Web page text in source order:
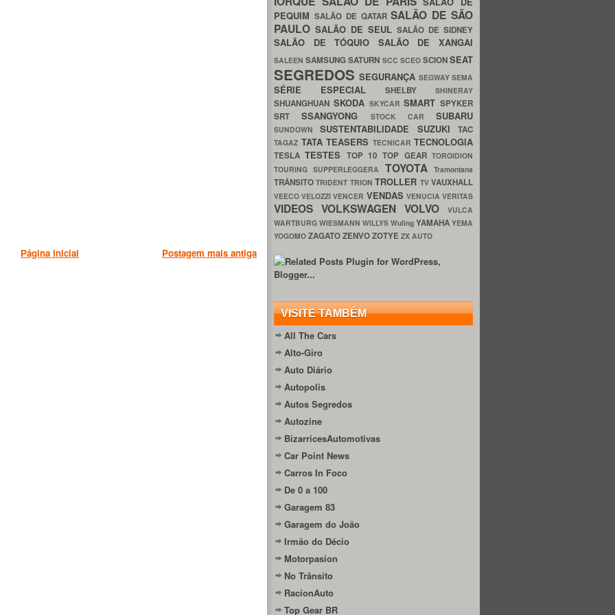
Postagem mais antiga
Página inicial
PEQUIM SALÃO DE QATARSALÃO DE SÃO
PAULO SALÃO DE SEUL SALÃO DE SIDNEY
SALÃO DE TÓQUIO SALÃO DE XANGAI
SALEENSAMSUNGSATURN SCC SCEO SCIONSEAT
SEGREDOSSEGURANÇA SEGWAYSEMA
SÉRIE ESPECIAL SHELBY SHINERAY
SHUANGHUAN SKODA SKYCARSMART SPYKER
SRTSSANGYONG STOCK CAR SUBARU
SUNDOWNSUSTENTABILIDADE SUZUKITAC
TAGAZ TATA TEASERS TECNICAR TECNOLOGIA
TESLATESTES TOP 10TOP GEARTOROIDION
TOURING SUPPERLEGGERA TOYOTATramontana
TRÂNSITOTRIDENT TRIONTROLLER TVVAUXHALL
VEECOVELOZZIVENCER VENDAS VENUCIAVERITAS
VIDEOS VOLKSWAGEN VOLVO
VULCA
WARTBURG WIESMANN WILLYS Wuling YAMAHA YEMA
YOGOMO ZAGATOZENVOZOTYE ZX AUTO
VISITE TAMBÉM
All The Cars
Alto-Giro
Auto Diário
Autopolis
Autos Segredos
Autozine
BizarricesAutomotivas
Car Point News
Carros In Foco
De 0 a 100
Garagem 83
Garagem do João
Irmão do Décio
Motorpasion
No Trânsito
RacionAuto
Top Gear BR